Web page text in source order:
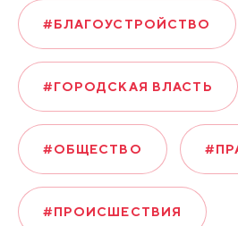
#БЛАГОУСТРОЙСТВО
#ГОРОДСКАЯ ВЛАСТЬ
#ОБЩЕСТВО
#ПРОИСШЕСТВИЯ